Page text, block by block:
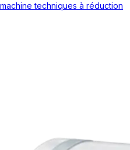
techniques à réduction